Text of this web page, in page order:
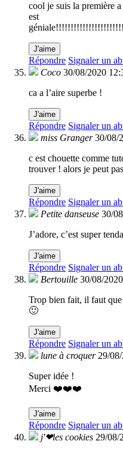
cool je suis la première
est
J'aime
Répondre Signaler un
Coco 30/08/2020
ca a l’aire superbe !
J'aime
Répondre Signaler un
miss Granger 30/08/
c est chouette comme
trouver ! alors je peut
J'aime
Répondre Signaler un
Petite danseuse 30/
J’adore, c’est super
J'aime
Répondre Signaler un
Bertouille 30/08/
Trop bien fait, il faut que
🙂
J'aime
Répondre Signaler un
lune à croquer 29/
Super idée !
Merci ❤️❤️❤️
J'aime
Répondre Signaler un
j'❤les cookies 29/08/